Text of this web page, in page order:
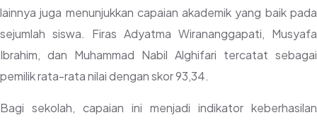
lainnya juga menunjukkan capaian akademik yang baik pada
sejumlah siswa. Firas Adyatma Wirananggapati, Musyafa
Ibrahim, dan Muhammad Nabil Alghifari tercatat sebagai
pemilik rata-rata nilai dengan skor 93,34.
Bagi sekolah, capaian ini menjadi indikator keberhasilan